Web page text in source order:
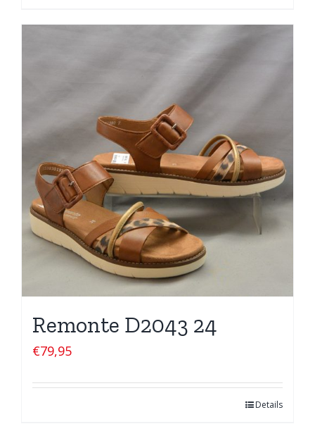
Remonte D2043 24
€79,95
Details